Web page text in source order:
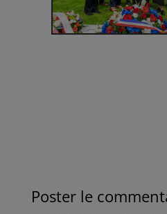
Poster le